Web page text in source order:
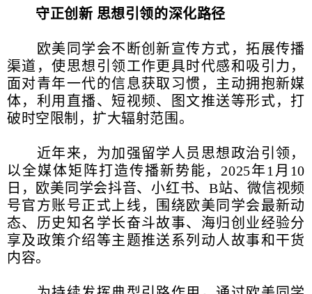
守正创新 思想引领的深化路径
欧美同学会不断创新宣传方式，拓展传播
渠道，使思想引领工作更具时代感和吸引力，
面对青年一代的信息获取习惯，主动拥抱新媒
体，利用直播、短视频、图文推送等形式，打
破时空限制，扩大辐射范围。
近年来，为加强留学人员思想政治引领，
以全媒体矩阵打造传播新势能，2025年1月10
日，欧美同学会抖音、小红书、B站、微信视频
号官方账号正式上线，围绕欧美同学会最新动
态、历史知名学长奋斗故事、海归创业经验分
享及政策介绍等主题推送系列动人故事和干货
内容。